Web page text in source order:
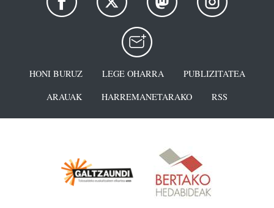
HONI BURUZ LEGE OHARRA
PUBLIZITATEA
ARAUAK
HARREMANETARAKO RSS